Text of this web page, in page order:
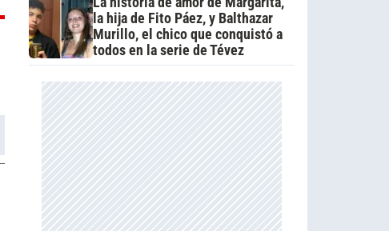
la hija de Fito Páez, y Balthazar
Murillo, el chico que conquistó a
todos en la serie de Tévez